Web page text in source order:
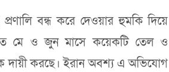
বন্ধ করে দেওয়ার হুমকি দিয়ে
মে ও জুন মাসে কয়েকটি তেল ও
দায়ী করছে। ইরান অবশ্য এ অভিযোগ